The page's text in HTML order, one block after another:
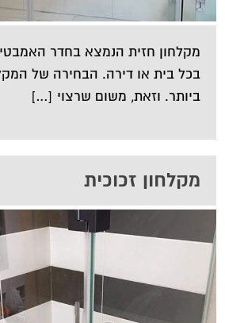
מקלחון חזית הנמצא בחדר
בכל בית או דירה. הבחירה של
ביותר. וזאת, משום שרצוי […]
מקלחון זכוכית